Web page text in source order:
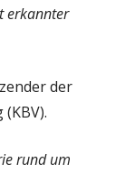
erkannter
der
rund um